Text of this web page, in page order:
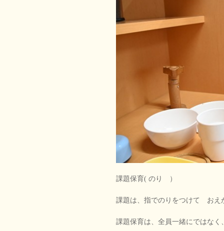
課題保育( のり ）
課題は、指でのりをつけて お
課題保育は、全員一緒にではなく